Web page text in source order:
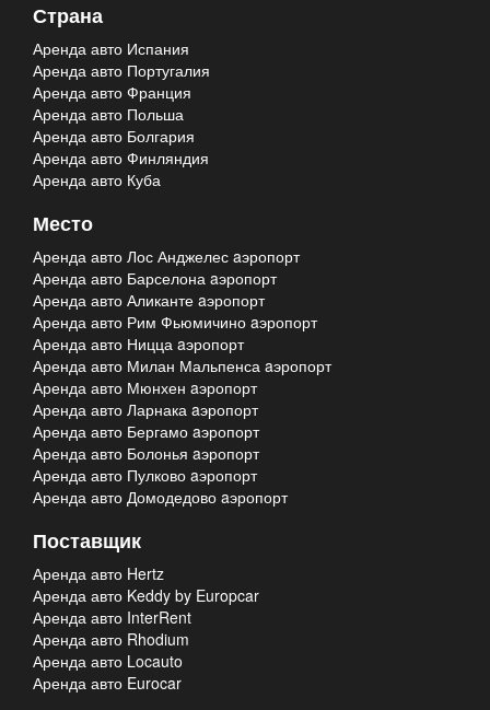
Страна
Аренда авто Испания
Аренда авто Португалия
Аренда авто Франция
Аренда авто Польша
Аренда авто Болгария
Аренда авто Финляндия
Аренда авто Куба
Место
Аренда авто Лос Анджелес aэропорт
Аренда авто Барселона aэропорт
Аренда авто Аликанте aэропорт
Аренда авто Рим Фьюмичино aэропорт
Аренда авто Ницца aэропорт
Аренда авто Милан Мальпенса aэропорт
Аренда авто Мюнхен aэропорт
Аренда авто Ларнака aэропорт
Аренда авто Бергамо aэропорт
Аренда авто Болонья aэропорт
Аренда авто Пулково aэропорт
Аренда авто Домодедово aэропорт
Поставщик
Аренда авто Hertz
Аренда авто Keddy by Europcar
Аренда авто InterRent
Аренда авто Rhodium
Аренда авто Locauto
Аренда авто Eurocar